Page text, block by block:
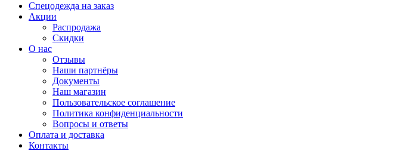
Спецодежда на заказ
Акции
Распродажа
Скидки
О нас
Отзывы
Наши партнёры
Документы
Наш магазин
Пользовательское соглашение
Политика конфиденциальности
Вопросы и ответы
Оплата и доставка
Контакты